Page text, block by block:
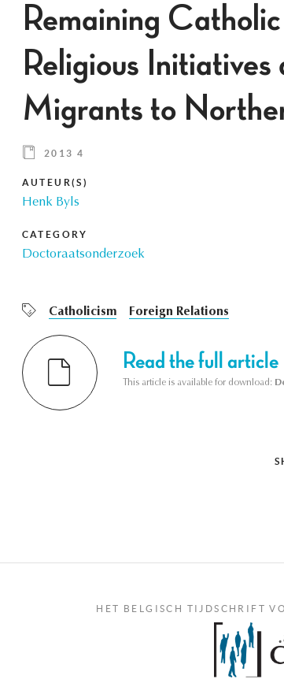
Remaining
Religious Initiatives
Migrants to
2013 4
AUTEUR(S)
Henk Byls
CATEGORY
Doctoraatsonderzoek
Catholicism Foreign Relations
Read the full article
This article is available for download:
HET BELGISCH TIJDSCHRIFT